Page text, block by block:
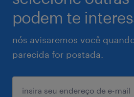
podem te
nós avisaremos você
parecida for postada.